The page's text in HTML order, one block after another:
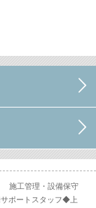
施工管理・設備保守
ポートスタッフ◆上